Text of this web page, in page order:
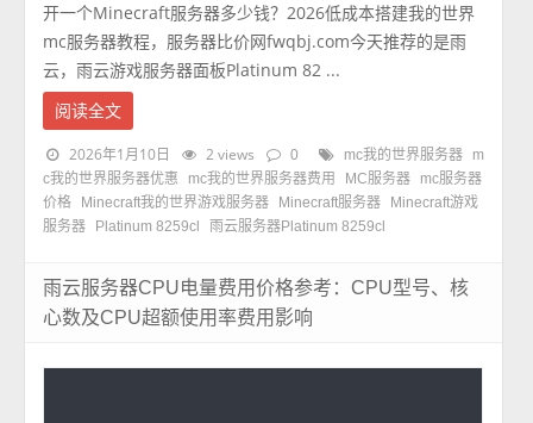
开一个Minecraft服务器多少钱？2026低成本搭建我的世界
mc服务器教程，服务器比价网fwqbj.com今天推荐的是雨
云，雨云游戏服务器面板Platinum 82 ...
阅读全文
2026年1月10日 2 views 0 mc我的世界服务器
m
c我的世界服务器优惠
mc我的世界服务器费用 MC服务器
mc服务器
价格
Minecraft我的世界游戏服务器 Minecraft服务器
Minecraft游戏
服务器
Platinum 8259cl 雨云服务器Platinum 8259cl
雨云服务器CPU电量费用价格参考：CPU型号、核
心数及CPU超额使用率费用影响